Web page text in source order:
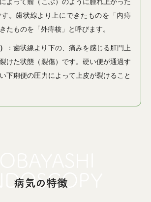
。歯状線より上にできたものを「内痔
たものを「外痔核」と呼びます。
：歯状線より下の、痛みを感じる肛門上
けた状態（裂傷）です。硬い便が通過す
下痢便の圧力によって上皮が裂けること
病気の特徴